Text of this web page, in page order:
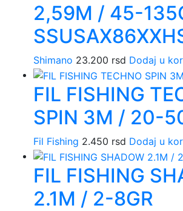
2,59M / 45-
Shimano 23.200 rsd Dodaj u
FIL FISHING
SPIN 3M / 20-
Fil Fishing 2.450 rsd Dodaj u
FIL FISHING
2.1M / 2-8GR